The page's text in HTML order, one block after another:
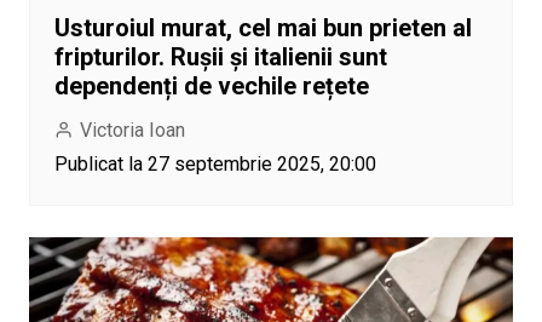
Usturoiul murat, cel mai bun prieten al
fripturilor. Rușii și italienii sunt
dependenți de vechile rețete
Victoria Ioan
Publicat la 27 septembrie 2025, 20:00